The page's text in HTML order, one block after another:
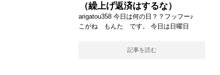
（繰上げ返済はするな）
arigatou358 今日は何の日？？フッフー♪
こがね もんた です。 今日は日曜日
記事を読む